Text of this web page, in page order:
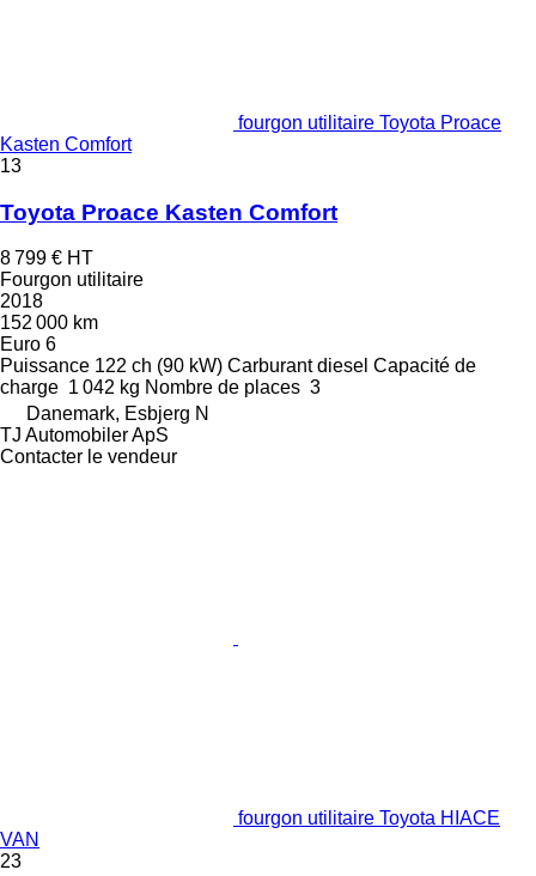
fourgon utilitaire Toyota Proace
Kasten Comfort
13
Toyota Proace Kasten Comfort
8 799 € HT
Fourgon utilitaire
2018
152 000 km
Euro 6
Puissance 122 ch (90 kW) Carburant diesel Capacité de
charge 1 042 kg Nombre de places 3
Danemark, Esbjerg N
TJ Automobiler ApS
Contacter le vendeur
fourgon utilitaire Toyota HIACE
VAN
23